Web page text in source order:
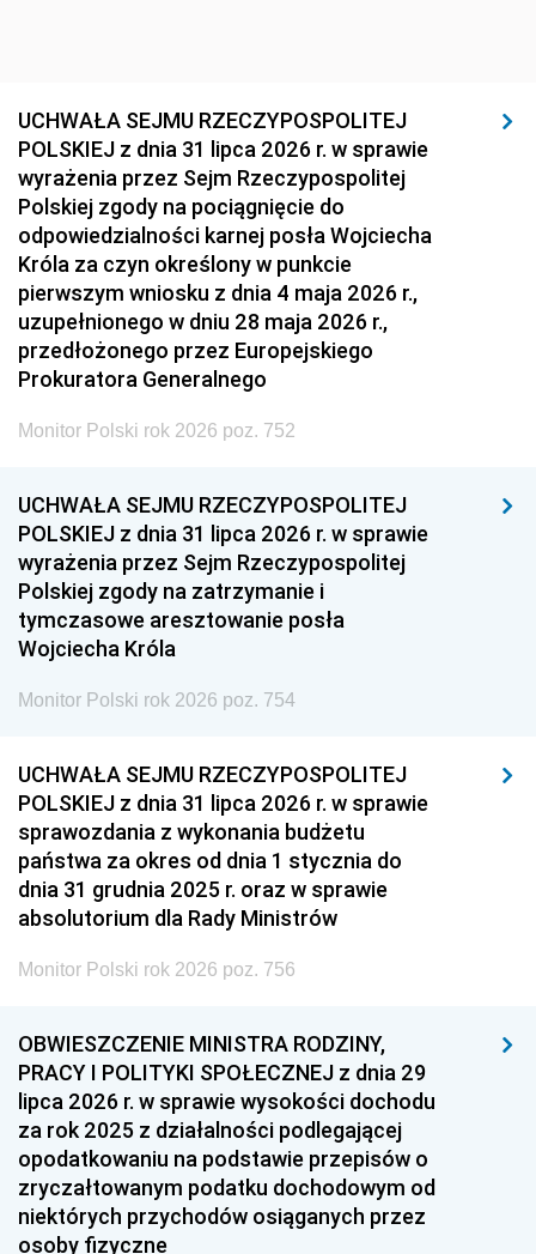
UCHWAŁA SEJMU RZECZYPOSPOLITEJ
POLSKIEJ z dnia 31 lipca 2026 r. w sprawie
wyrażenia przez Sejm Rzeczypospolitej
Polskiej zgody na pociągnięcie do
odpowiedzialności karnej posła Wojciecha
Króla za czyn określony w punkcie
pierwszym wniosku z dnia 4 maja 2026 r.,
uzupełnionego w dniu 28 maja 2026 r.,
przedłożonego przez Europejskiego
Prokuratora Generalnego
Monitor Polski rok 2026 poz. 752
UCHWAŁA SEJMU RZECZYPOSPOLITEJ
POLSKIEJ z dnia 31 lipca 2026 r. w sprawie
wyrażenia przez Sejm Rzeczypospolitej
Polskiej zgody na zatrzymanie i
tymczasowe aresztowanie posła
Wojciecha Króla
Monitor Polski rok 2026 poz. 754
UCHWAŁA SEJMU RZECZYPOSPOLITEJ
POLSKIEJ z dnia 31 lipca 2026 r. w sprawie
sprawozdania z wykonania budżetu
państwa za okres od dnia 1 stycznia do
dnia 31 grudnia 2025 r. oraz w sprawie
absolutorium dla Rady Ministrów
Monitor Polski rok 2026 poz. 756
OBWIESZCZENIE MINISTRA RODZINY,
PRACY I POLITYKI SPOŁECZNEJ z dnia 29
lipca 2026 r. w sprawie wysokości dochodu
za rok 2025 z działalności podlegającej
opodatkowaniu na podstawie przepisów o
zryczałtowanym podatku dochodowym od
niektórych przychodów osiąganych przez
osoby fizyczne